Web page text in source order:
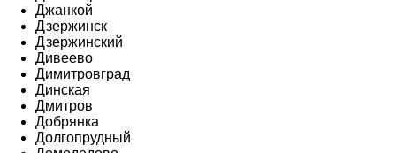
Джанкой
Дзержинск
Дзержинский
Дивеево
Димитровград
Динская
Дмитров
Добрянка
Долгопрудный